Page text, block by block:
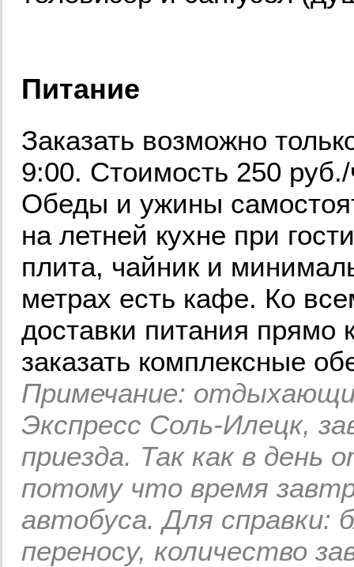
Питание
Заказать возможно
9:00. Стоимость 250
Обеды и ужины
на летней кухне при
плита, чайник и
метрах есть кафе. Ко
доставки питания прямо
заказать комплексные
Примечание:
Экспресс Соль-Илецк,
приезда. Так как в день
потому что время
автобуса. Для справки:
переносу, количество